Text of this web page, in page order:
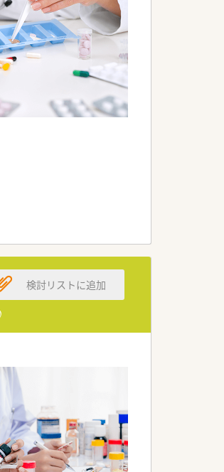
、
す。
検討リストに追加